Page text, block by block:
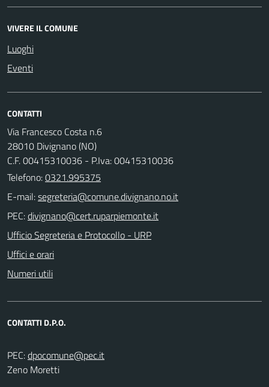
VIVERE IL COMUNE
Luoghi
Eventi
CONTATTI
Via Francesco Costa n.6
28010 Divignano (NO)
C.F. 00415310036 - P.Iva: 00415310036
Telefono:0321.995375
E-mail:
PEC:
Ufficio Segreteria e Protocollo - URP
Uffici e orari
Numeri utili
CONTATTI D.P.O.
PEC:
Zeno Moretti